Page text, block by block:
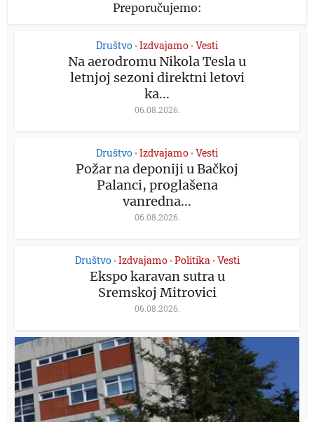
Preporučujemo:
Društvo • Izdvajamo • Vesti
Na aerodromu Nikola Tesla u
letnjoj sezoni direktni letovi
ka...
06.08.2026.
Društvo • Izdvajamo • Vesti
Požar na deponiji u Bačkoj
Palanci, proglašena
vanredna...
06.08.2026.
Društvo • Izdvajamo • Politika • Vesti
Ekspo karavan sutra u
Sremskoj Mitrovici
06.08.2026.